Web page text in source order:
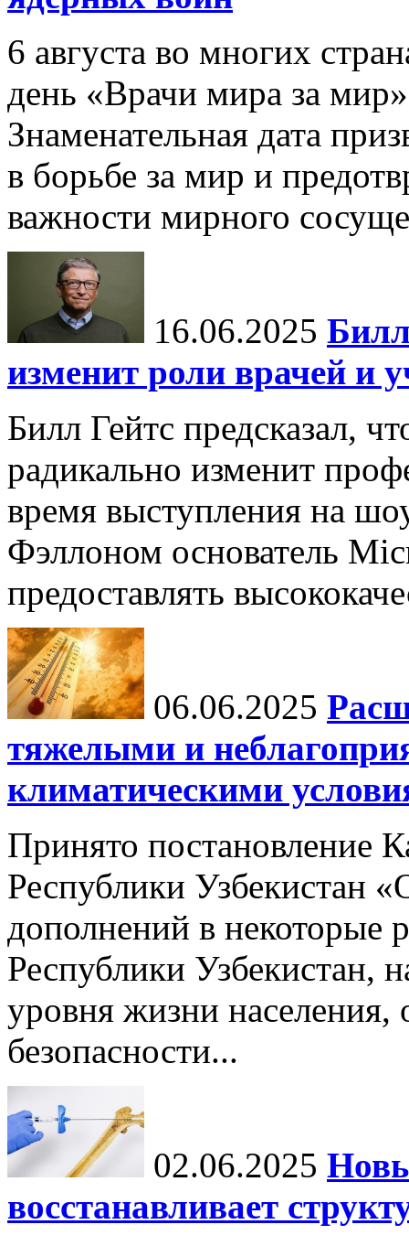
6 августа во многих
день «Врачи мира за
Знаменательная дата
в борьбе за мир и
важности мирного
16.06.2025
изменит роли врачей и
Билл Гейтс предсказал,
радикально изменит
время выступления на
Фэллоном основатель
предоставлять
06.06.2025
тяжелыми и
климатическими
Принято постановление
Республики Узбекистан
дополнений в некоторые
Республики Узбекистан,
уровня жизни населения,
безопасности...
02.06.2025
восстанавливает